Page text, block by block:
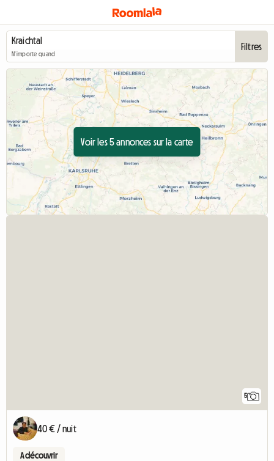
N'importe quand
Filtres
Voir les 5 annonces sur la carte
5
40 € / nuit
A découvrir